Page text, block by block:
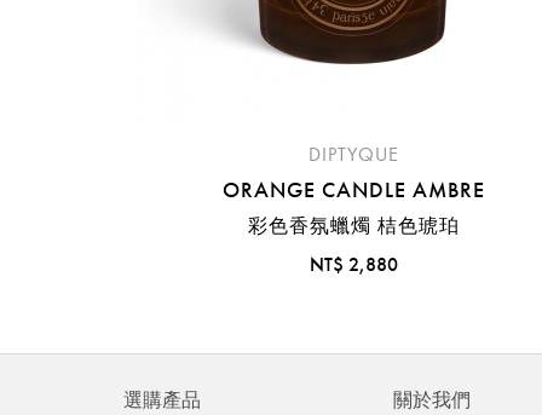
DIPTYQUE
ORANGE CANDLE AMBRE
彩色香氛蠟燭 桔色琥珀
NT$ 2,880
選購產品 關於我們